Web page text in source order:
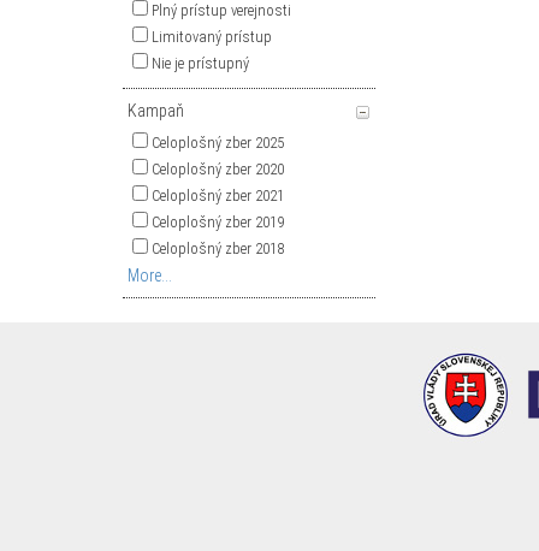
Plný prístup verejnosti
Limitovaný prístup
Nie je prístupný
Kampaň
Celoplošný zber 2025
Celoplošný zber 2020
Celoplošný zber 2021
Celoplošný zber 2019
Celoplošný zber 2018
More...